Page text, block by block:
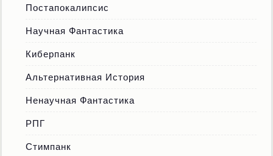
Постапокалипсис
Научная Фантастика
Киберпанк
Альтернативная История
Ненаучная Фантастика
РПГ
Стимпанк